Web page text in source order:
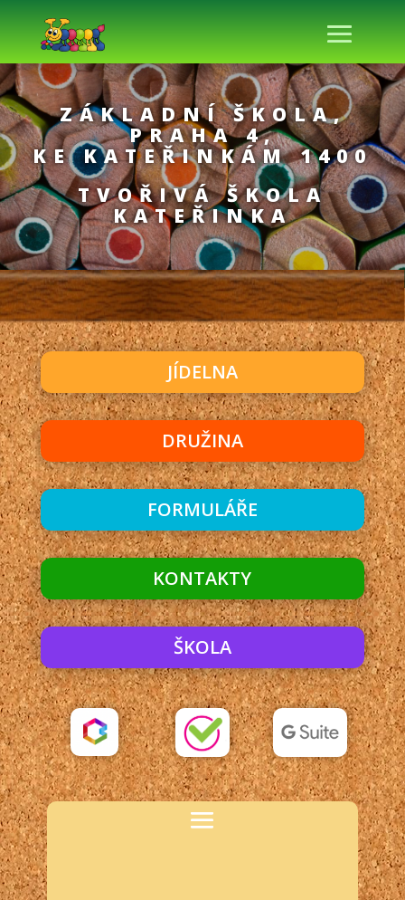
ZÁKLADNÍ ŠKOLA,
PRAHA 4,
KE KATEŘINKÁM 1400
TVOŘIVÁ ŠKOLA
KATEŘINKA
JÍDELNA
DRUŽINA
FORMULÁŘE
KONTAKTY
ŠKOLA